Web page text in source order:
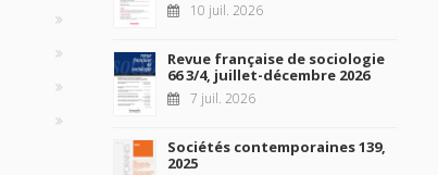
10 juil. 2026
Revue française de sociologie
66 3/4, juillet-décembre 2026
7 juil. 2026
Sociétés contemporaines 139,
2025